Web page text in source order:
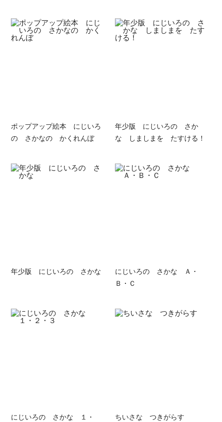
ポップアップ絵本 にじいろ
の さかなの かくれんぼ
年少版 にじいろの さか
な しましまを たすける！
年少版 にじいろの さかな
にじいろの さかな Ａ・
Ｂ・Ｃ
にじいろの さかな １・
ちいさな つきがらす